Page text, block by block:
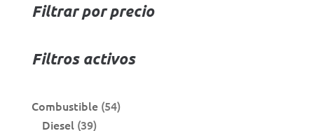
Filtrar por precio
Filtros activos
Combustible 5454
Diesel 3939